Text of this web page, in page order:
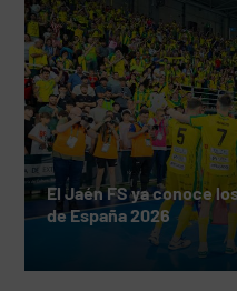
El Jaén FS ya conoce
de España 2026